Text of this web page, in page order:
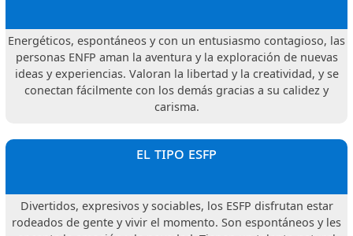
Energéticos, espontáneos y con un entusiasmo contagioso, las
personas ENFP aman la aventura y la exploración de nuevas
ideas y experiencias. Valoran la libertad y la creatividad, y se
conectan fácilmente con los demás gracias a su calidez y
carisma.
el tipo esfp
Divertidos, expresivos y sociables, los ESFP disfrutan estar
rodeados de gente y vivir el momento. Son espontáneos y les